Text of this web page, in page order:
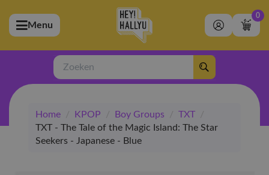
(Artiesten)
(Merchandise)
(Exclusive)
(Winkel)
Menu
0
Zoeken
Home / KPOP / Boy Groups / TXT
/
TXT - The Tale of the Magic Island: The Star
Seekers - Japanese - Blue